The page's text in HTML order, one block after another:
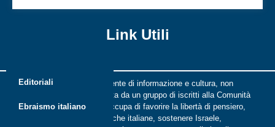
Link Utili
Editoriali
Ebraismo italiano
Riflessi è una rivista indipendente di informazione e cultura, non
periodica, digitale e on line nata da un gruppo di iscritti alla Comunità
ebraica di Roma. Riflessi si occupa di favorire la libertà di pensiero,
il dialogo tra le comunità ebraiche italiane, sostenere Israele,